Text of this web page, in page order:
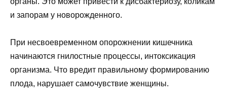
и запорам у новорожденного.
При несвоевременном опорожнении кишечника
начинаются гнилостные процессы, интоксикация
организма. Что вредит правильному формированию
плода, нарушает самочувствие женщины.